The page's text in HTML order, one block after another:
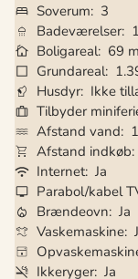
Soverum
3
Badeværelser 1
Boligareal 69
Grundareal
Husdyr Ikke
Tilbyder
Afstand vand
Afstand indkøb
Internet Ja
Parabol/kabel
Brændeovn Ja
Vaskemaskine
Ikkeryger Ja